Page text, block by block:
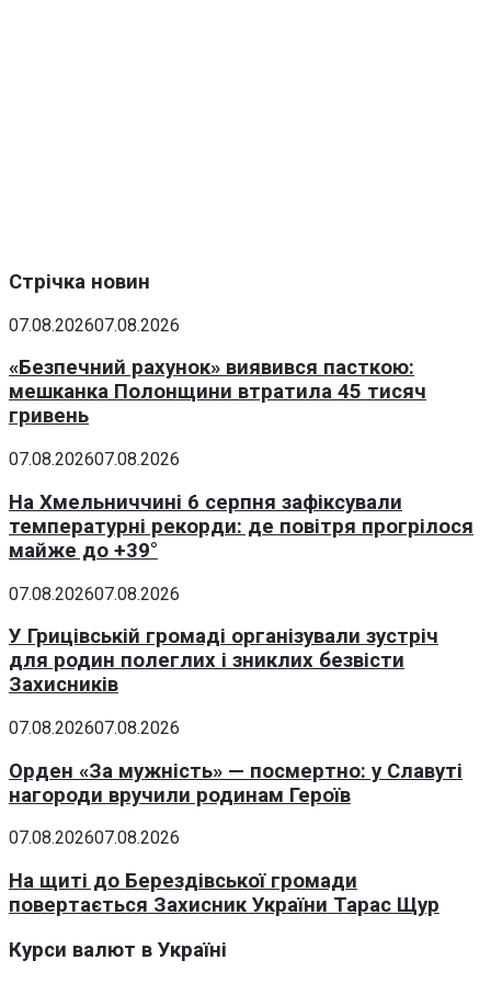
Стрічка новин
07.08.202607.08.2026
«Безпечний рахунок» виявився пасткою:
мешканка Полонщини втратила 45 тисяч
гривень
07.08.202607.08.2026
На Хмельниччині 6 серпня зафіксували
температурні рекорди: де повітря прогрілося
майже до +39°
07.08.202607.08.2026
У Грицівській громаді організували зустріч
для родин полеглих і зниклих безвісти
Захисників
07.08.202607.08.2026
Орден «За мужність» — посмертно: у Славуті
нагороди вручили родинам Героїв
07.08.202607.08.2026
На щиті до Берездівської громади
повертається Захисник України Тарас Щур
Курси валют в Україні